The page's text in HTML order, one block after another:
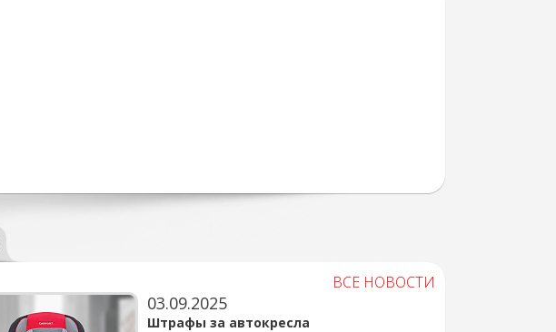
ВСЕ НОВОСТИ
03.09.2025
Штрафы за автокресла